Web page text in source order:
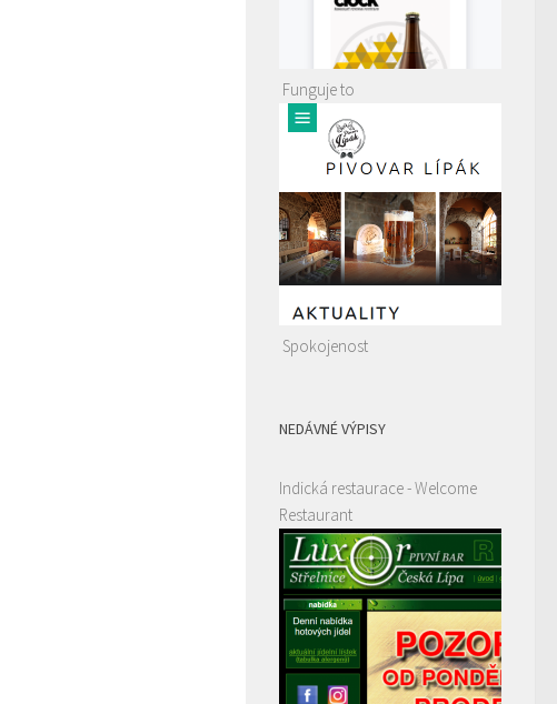
Funguje to
Spokojenost
NEDÁVNÉ VÝPISY
Indická restaurace - Welcome
Restaurant